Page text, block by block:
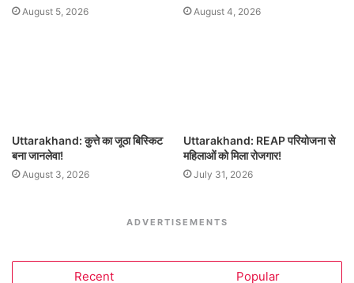
August 5, 2026 August 4, 2026
Uttarakhand: कुत्ते का जूठा बिस्किट
बना जानलेवा!
August 3, 2026
Uttarakhand: REAP परियोजना से
महिलाओं को मिला रोजगार!
July 31, 2026
ADVERTISEMENTS
Recent Popular